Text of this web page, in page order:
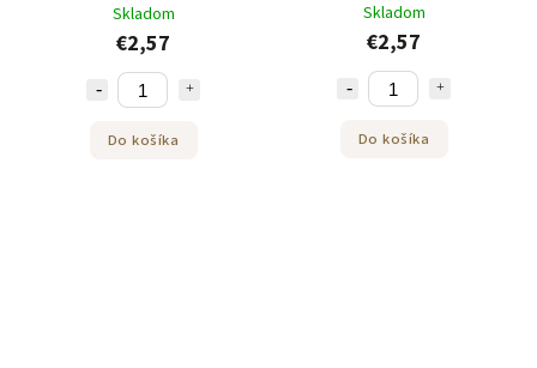
Skladom
€2,57
Do košíka
Skladom
€2,57
Do košíka